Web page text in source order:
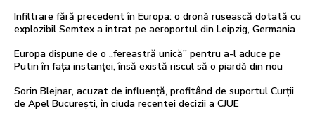
Infiltrare fără precedent în Europa: o dronă rusească dotată cu
explozibil Semtex a intrat pe aeroportul din Leipzig, Germania
Europa dispune de o „fereastră unică” pentru a-l aduce pe
Putin în fața instanței, însă există riscul să o piardă din nou
Sorin Blejnar, acuzat de influență, profitând de suportul Curții
de Apel București, în ciuda recentei decizii a CJUE